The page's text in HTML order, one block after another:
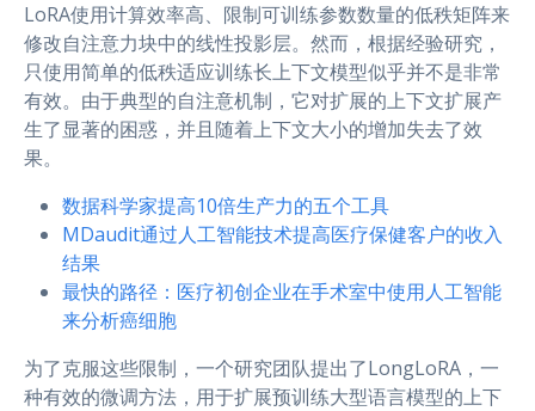
LoRA使用计算效率高、限制可训练参数数量的低秩矩阵来
修改自注意力块中的线性投影层。然而，根据经验研究，
只使用简单的低秩适应训练长上下文模型似乎并不是非常
有效。由于典型的自注意机制，它对扩展的上下文扩展产
生了显著的困惑，并且随着上下文大小的增加失去了效
果。
数据科学家提高10倍生产力的五个工具
MDaudit通过人工智能技术提高医疗保健客户的收入
结果
最快的路径：医疗初创企业在手术室中使用人工智能
来分析癌细胞
为了克服这些限制，一个研究团队提出了LongLoRA，一
种有效的微调方法，用于扩展预训练大型语言模型的上下